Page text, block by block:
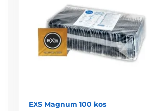
EXS Magnum 100 kos